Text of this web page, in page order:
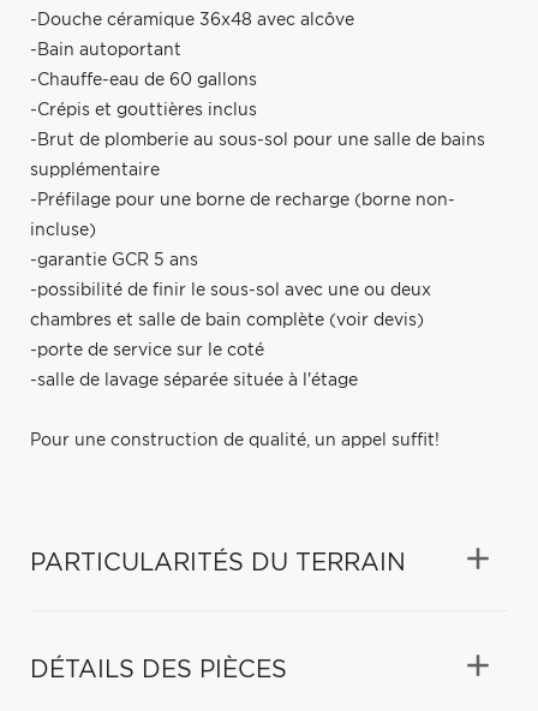
-Douche céramique 36x48 avec alcôve
-Bain autoportant
-Chauffe-eau de 60 gallons
-Crépis et gouttières inclus
-Brut de plomberie au sous-sol pour une salle de bains
supplémentaire
-Préfilage pour une borne de recharge (borne non-
incluse)
-garantie GCR 5 ans
-possibilité de finir le sous-sol avec une ou deux
chambres et salle de bain complète (voir devis)
-porte de service sur le coté
-salle de lavage séparée située à l'étage
Pour une construction de qualité, un appel suffit!
PARTICULARITÉS DU TERRAIN
DÉTAILS DES PIÈCES